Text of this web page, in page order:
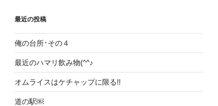
ョ
ン
最近の投稿
俺の台所･その４
最近のハマリ飲み物(^^♪
オムライスはケチャップに限る!!
道の駅￼